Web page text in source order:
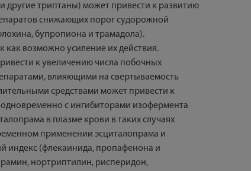
другие триптаны) может привести к развитию
снижающих порог судорожной
бупропиона и трамадола).
возможно усиление их действия.
к увеличению числа побочных
влияющими на свертываемость
средствами может привести к
с ингибиторами изофермента
в плазме крови в таких случаях
применении эсциталопрама и
индекс (флекаинида, пропафенона и
нортриптилин, рисперидон,